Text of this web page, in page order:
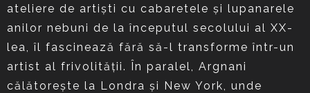
ateliere de artişti cu cabaretele şi lupanarele
anilor nebuni de la începutul secolului al XX-
lea, îl fascinează fără să-l transforme într-un
artist al frivolităţii. În paralel, Argnani
călătoreşte la Londra şi New York, unde